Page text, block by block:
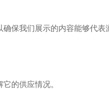
保我们展示的内容能够代表
的供应情况。